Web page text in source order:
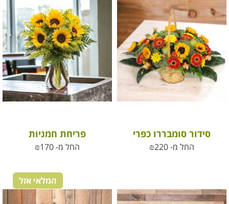
סידור סומבררו כפרי
החל מ- ₪220
פריחת חמניות
החל מ- ₪170
המלאי אזל